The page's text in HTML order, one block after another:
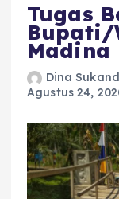
Tugas
Bupati/
Madina
Dina
Agustus 24,